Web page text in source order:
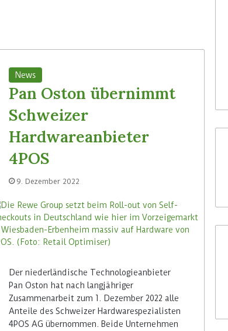
News
Pan Oston übernimmt
Schweizer
Hardwareanbieter
4POS
9. Dezember 2022
Der niederländische Technologieanbieter
Pan Oston hat nach langjähriger
Zusammenarbeit zum 1. Dezember 2022 alle
Anteile des Schweizer Hardwarespezialisten
4POS AG übernommen. Beide Unternehmen